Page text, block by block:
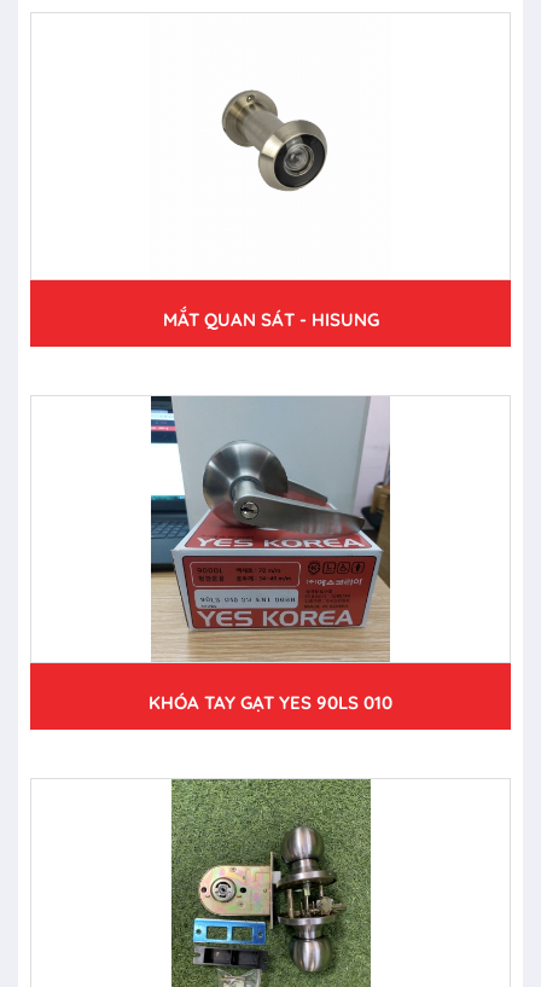
MẮT QUAN SÁT - HISUNG
KHÓA TAY GẠT YES 90LS 010